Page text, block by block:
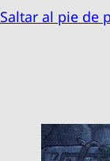
Saltar al pie de